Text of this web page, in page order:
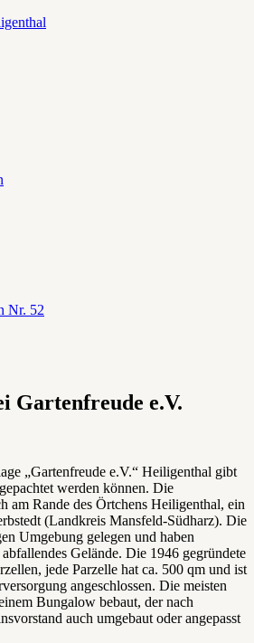
Nr. 52
Gartenfreude e.V.
„Gartenfreude e.V.“ Heiligenthal gibt
werden können. Die
am Rande des Örtchens Heiligenthal, ein
(Landkreis Mansfeld-Südharz). Die
Umgebung gelegen und haben
Gelände. Die 1946 gegründete
jede Parzelle hat ca. 500 qm und ist
angeschlossen. Die meisten
Bungalow bebaut, der nach
auch umgebaut oder angepasst